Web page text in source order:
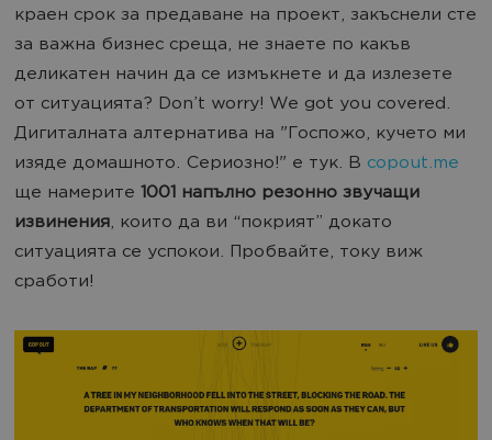
краен срок за предаване на проект, закъснели сте
за важна бизнес среща, не знаете по какъв
деликатен начин да се измъкнете и да излезете
от ситуацията? Don’t worry! We got you covered.
Дигиталната алтернатива на "Госпожо, кучето ми
изяде домашното. Сериозно!" е тук. В copout.me
ще намерите 1001 напълно резонно звучащи
извинения, които да ви “покрият” докато
ситуацията се успокои. Пробвайте, току виж
сработи!